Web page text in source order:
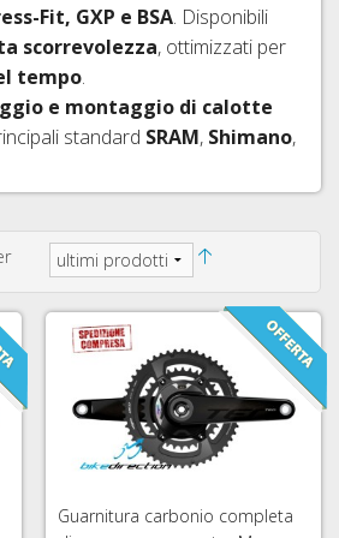
Fit, GXP e BSA. Disponibili
scorrevolezza, ottimizzati per
tempo.
e montaggio di calotte
standard SRAM, Shimano,
Guarnitura carbonio completa